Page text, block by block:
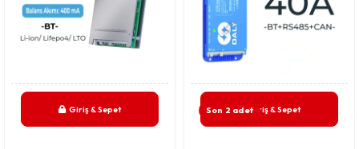
Giriş & Sepet Son 2 adetGiriş & Sepet